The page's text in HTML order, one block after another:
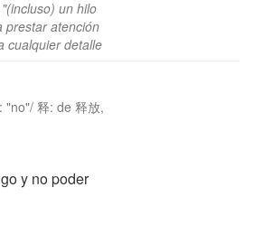
un hilo
prestar atención
cualquier detalle
"no"/ 释: de 释放,
y no poder